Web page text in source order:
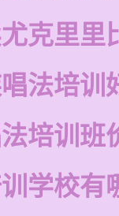
克里里
法培训
培训班
学校有